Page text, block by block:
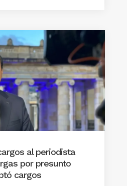
al periodista
por presunto
cargos